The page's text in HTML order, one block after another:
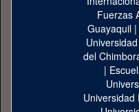
Fuerzas
Guayaquil|
del
|
Universidad